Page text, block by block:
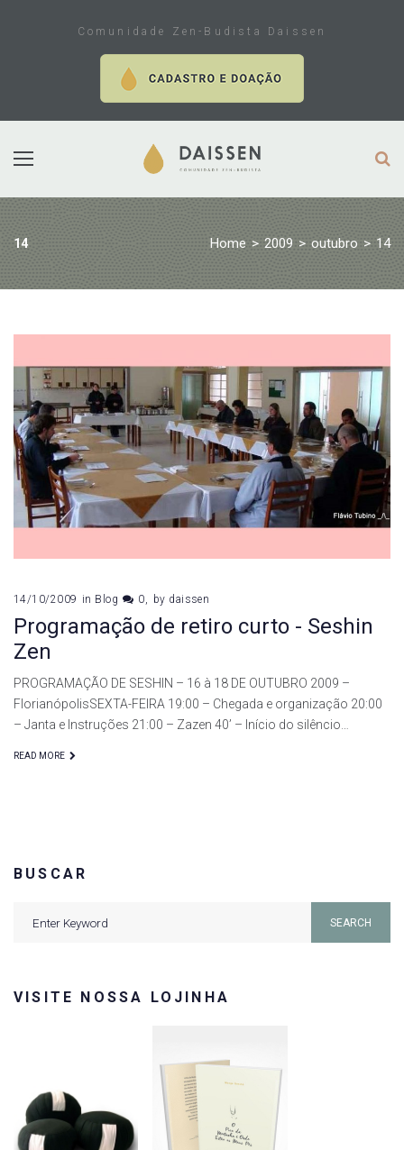
Comunidade Zen-Budista Daissen
14 Home > 2009 > outubro > 14
14
de
outubro
de
2009
14/10/2009 in Blog 0 by daissen
Programação de retiro curto - Seshin
Zen
PROGRAMAÇÃO DE SESHIN – 16 à 18 DE OUTUBRO 2009 –
FlorianópolisSEXTA-FEIRA 19:00 – Chegada e organização 20:00
– Janta e Instruções 21:00 – Zazen 40’ – Início do silêncio…
READ MORE
BUSCAR
SEARCH
VISITE NOSSA LOJINHA